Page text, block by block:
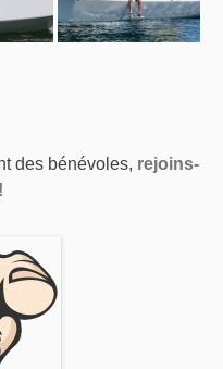
des bénévoles, rejoins-